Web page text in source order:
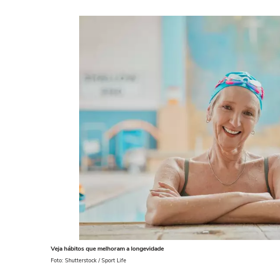
Veja hábitos que melhoram a longevidade
Foto: Shutterstock / Sport Life